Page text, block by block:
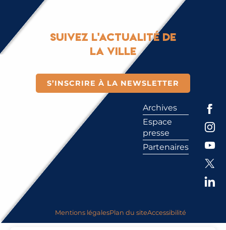
Suivez l'actualité de
la ville
S’INSCRIRE À LA NEWSLETTER
Archives
Espace
presse
Partenaires
Mentions légalesPlan du siteAccessibilité